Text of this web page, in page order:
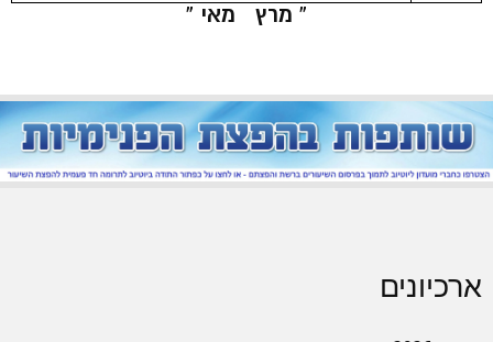
« מרץ
מאי »
ארכיונים